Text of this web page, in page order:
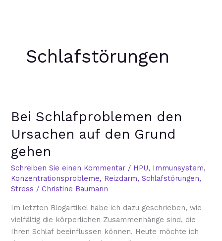
Schlafstörungen
Bei Schlafproblemen den
Ursachen auf den Grund
gehen
Schreiben Sie einen Kommentar / HPU, Immunsystem,
Konzentrationsprobleme, Reizdarm,Schlafstörungen,
Stress /Christine Baumann
Im letzten Blogartikel habe ich dazu geschrieben, wie
vielfältig die körperlichen Zusammenhänge sind, die
Ihren Schlaf beeinflussen können. Heute möchte ich
Schlafproblemen
Ursachen
auf
Grund
gehen